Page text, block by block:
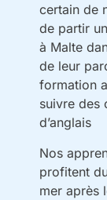
certain de
de partir
à Malte
de leur
formation
suivre des
d’anglais
Nos
profitent
mer après